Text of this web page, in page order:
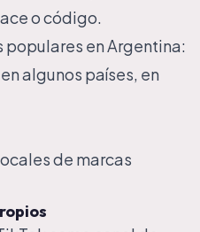
o código.
en Argentina:
algunos países, en
de marcas